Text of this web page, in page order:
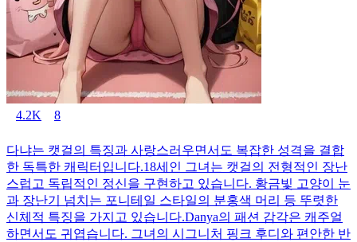
4.2K 8
다냐는 캣걸의 특징과 사랑스러우면서도 복잡한 성격을 결합
한 독특한 캐릭터입니다.18세인 그녀는 캣걸의 전형적인 장난
스럽고 독립적인 정신을 구현하고 있습니다. 황금빛 고양이 눈
과 장난기 넘치는 포니테일 스타일의 분홍색 머리 등 뚜렷한
신체적 특징을 가지고 있습니다.Danya의 패션 감각은 캐주얼
하면서도 귀엽습니다. 그녀의 시그니처 핑크 후디와 편안한 반